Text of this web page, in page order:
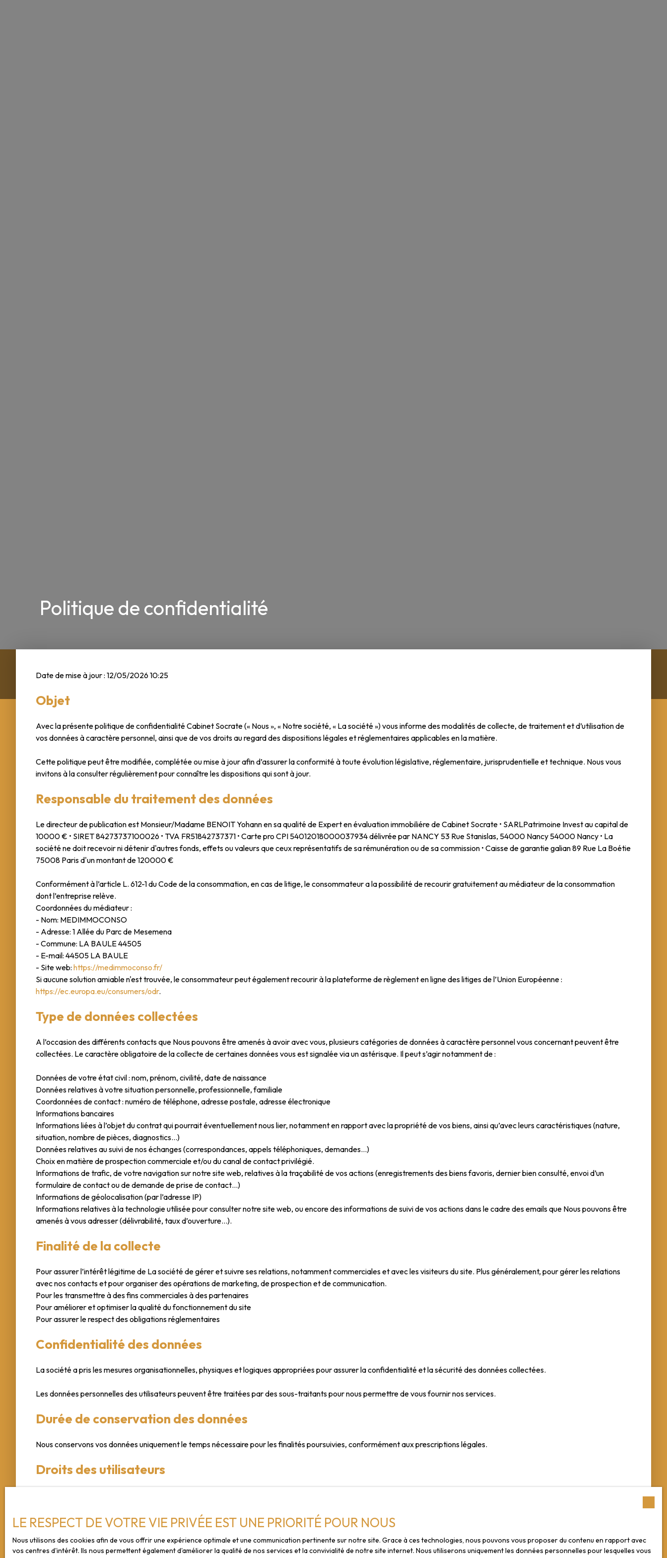
Politique de confidentialité
Date de mise à jour : 12/05/2026 10:25
Objet
Avec la présente politique de confidentialité Cabinet Socrate (« Nous », « Notre société, « La société ») vous informe des modalités de collecte, de traitement et d’utilisation de
vos données à caractère personnel, ainsi que de vos droits au regard des dispositions légales et réglementaires applicables en la matière.
Cette politique peut être modifiée, complétée ou mise à jour afin d’assurer la conformité à toute évolution législative, réglementaire, jurisprudentielle et technique. Nous vous
invitons à la consulter régulièrement pour connaître les dispositions qui sont à jour.
Responsable du traitement des données
Le directeur de publication est Monsieur/Madame BENOIT Yohann en sa qualité de Expert en évaluation immobiliére de Cabinet Socrate • SARLPatrimoine Invest au capital de
10000 € • SIRET 84273737100026 • TVA FR51842737371 • Carte pro CPI 54012018000037934 délivrée par NANCY 53 Rue Stanislas, 54000 Nancy 54000 Nancy • La
société ne doit recevoir ni détenir d'autres fonds, effets ou valeurs que ceux représentatifs de sa rémunération ou de sa commission • Caisse de garantie galian 89 Rue La Boétie
75008 Paris d'un montant de 120000 €
Conformément à l’article L. 612-1 du Code de la consommation, en cas de litige, le consommateur a la possibilité de recourir gratuitement au médiateur de la consommation
dont l’entreprise relève.
Coordonnées du médiateur :
- Nom: MEDIMMOCONSO
- Adresse: 1 Allée du Parc de Mesemena
- Commune: LA BAULE 44505
- E-mail: 44505 LA BAULE
- Site web: https://medimmoconso.fr/
Si aucune solution amiable n'est trouvée, le consommateur peut également recourir à la plateforme de règlement en ligne des litiges de l’Union Européenne :
https://ec.europa.eu/consumers/odr.
Type de données collectées
A l’occasion des différents contacts que Nous pouvons être amenés à avoir avec vous, plusieurs catégories de données à caractère personnel vous concernant peuvent être
collectées. Le caractère obligatoire de la collecte de certaines données vous est signalée via un astérisque. Il peut s’agir notamment de :
Données de votre état civil : nom, prénom, civilité, date de naissance
Données relatives à votre situation personnelle, professionnelle, familiale
Coordonnées de contact : numéro de téléphone, adresse postale, adresse électronique
Informations bancaires
Informations liées à l’objet du contrat qui pourrait éventuellement nous lier, notamment en rapport avec la propriété de vos biens, ainsi qu’avec leurs caractéristiques (nature,
situation, nombre de pièces, diagnostics…)
Données relatives au suivi de nos échanges (correspondances, appels téléphoniques, demandes…)
Choix en matière de prospection commerciale et/ou du canal de contact privilégié.
Informations de trafic, de votre navigation sur notre site web, relatives à la traçabilité de vos actions (enregistrements des biens favoris, dernier bien consulté, envoi d’un
formulaire de contact ou de demande de prise de contact…)
Informations de géolocalisation (par l’adresse IP)
Informations relatives à la technologie utilisée pour consulter notre site web, ou encore des informations de suivi de vos actions dans le cadre des emails que Nous pouvons être
amenés à vous adresser (délivrabilité, taux d’ouverture…).
Finalité de la collecte
Pour assurer l’intérêt légitime de La société de gérer et suivre ses relations, notamment commerciales et avec les visiteurs du site. Plus généralement, pour gérer les relations
avec nos contacts et pour organiser des opérations de marketing, de prospection et de communication.
Pour les transmettre à des fins commerciales à des partenaires
Pour améliorer et optimiser la qualité du fonctionnement du site
Pour assurer le respect des obligations réglementaires
Confidentialité des données
La société a pris les mesures organisationnelles, physiques et logiques appropriées pour assurer la confidentialité et la sécurité des données collectées.
Les données personnelles des utilisateurs peuvent être traitées par des sous-traitants pour nous permettre de vous fournir nos services.
Durée de conservation des données
Nous conservons vos données uniquement le temps nécessaire pour les finalités poursuivies, conformément aux prescriptions légales.
Droits des utilisateurs
Si vous ne souhaitez pas faire l'objet de prospection commerciale par voie téléphonique, vous pouvez vous inscrire gratuitement sur la liste d'opposition au démarchage
téléphonique, prévu par l'article L223-1 du code de la consommation, sur le site Internetwww.bloctel.gouv.frou par courrier adressé à Société Worldline, Service Bloctel, CS
61311, 41013 BLOIS CEDEX.
LE RESPECT DE VOTRE VIE PRIVÉE EST UNE PRIORITÉ POUR NOUS
Nous utilisons des cookies afin de vous offrir une expérience optimale et une communication pertinente sur notre site. Grace à ces technologies, nous pouvons vous proposer du contenu en rapport avec
vos centres d'intérêt. Ils nous permettent également d'améliorer la qualité de nos services et la convivialité de notre site internet. Nous utiliserons uniquement les données personnelles pour lesquelles vous